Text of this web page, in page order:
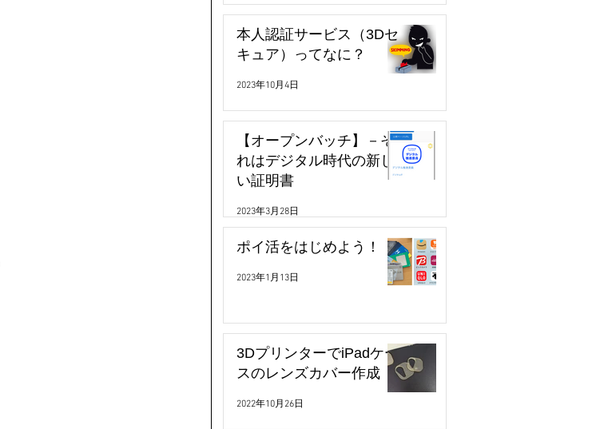
本人認証サービス（3Dセ
キュア）ってなに？
2023年10月4日
【オープンバッチ】－そ
れはデジタル時代の新し
い証明書
2023年3月28日
ポイ活をはじめよう！
2023年1月13日
3DプリンターでiPadケー
スのレンズカバー作成
2022年10月26日